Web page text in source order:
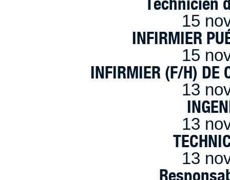
15
INFIRMIER
15
INFIRMIER (F/H) DE
13
13
13